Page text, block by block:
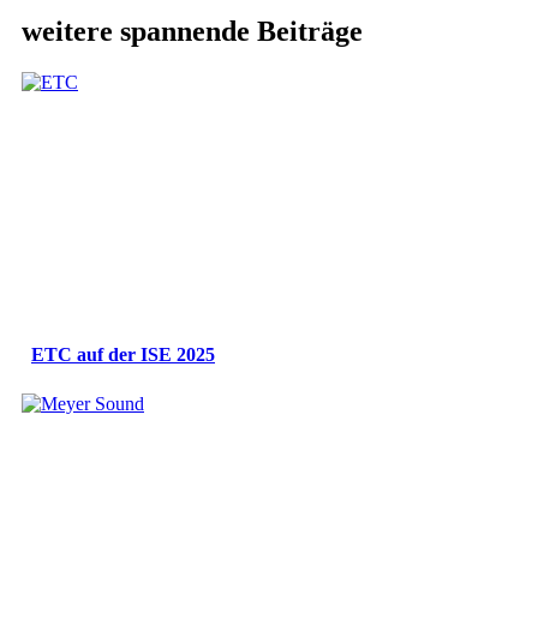
weitere spannende Beiträge
ETC auf der ISE 2025